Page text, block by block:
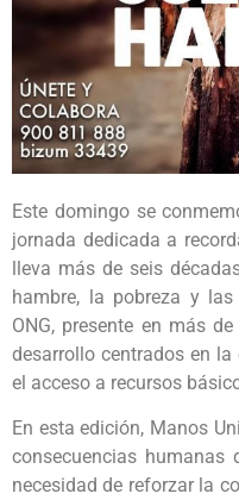
Este domingo se
jornada dedicada a
lleva más de seis
hambre, la pobreza y
ONG, presente en más
desarrollo centrados en
el acceso a recursos
En esta edición, Manos
consecuencias
necesidad de reforzar la